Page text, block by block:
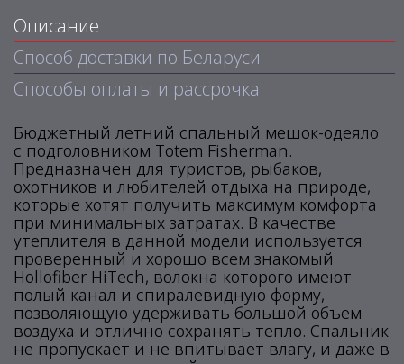
Описание
Способ доставки по Беларуси
Способы оплаты и рассрочка
Бюджетный летний спальный мешок-одеяло
с подголовником Totem Fisherman.
Предназначен для туристов, рыбаков,
охотников и любителей отдыха на природе,
которые хотят получить максимум комфорта
при минимальных затратах. В качестве
утеплителя в данной модели используется
проверенный и хорошо всем знакомый
Hollofiber HiTech, волокна которого имеют
полый канал и спиралевидную форму,
позволяющую удерживать большой объем
воздуха и отлично сохранять тепло. Спальник
не пропускает и не впитывает влагу, и даже в